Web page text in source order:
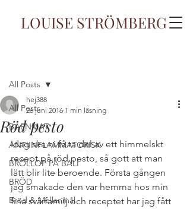
LOUISE STRÖMBERG
All Posts
BARNMAT
ANTIINFLAMMATORISK
BRÖLLOP PÅ BALI
BRÖD
Bröd & Mellanmål
All Posts
Röd pesto
hej388
26 juni 2016 1 min läsning
Idag ska ni få ta del av ett himmelskt
recept på röd pesto, så gott att man
lätt blir lite beroende. Första gången
jag smakade den var hemma hos min
fina svärfamilj och receptet har jag fått